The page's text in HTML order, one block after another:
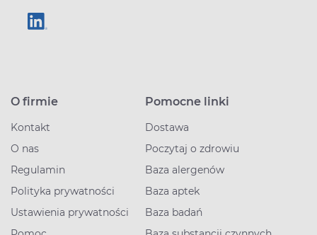
O firmie
Kontakt
O nas
Regulamin
Polityka prywatności
Ustawienia prywatności
Pomocne linki
Dostawa
Poczytaj o zdrowiu
Baza alergenów
Baza aptek
Baza badań